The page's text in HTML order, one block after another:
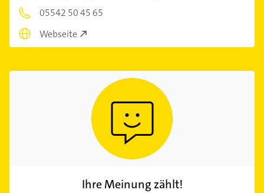
05542 50 45 65
Webseite
Ihre Meinung zählt!